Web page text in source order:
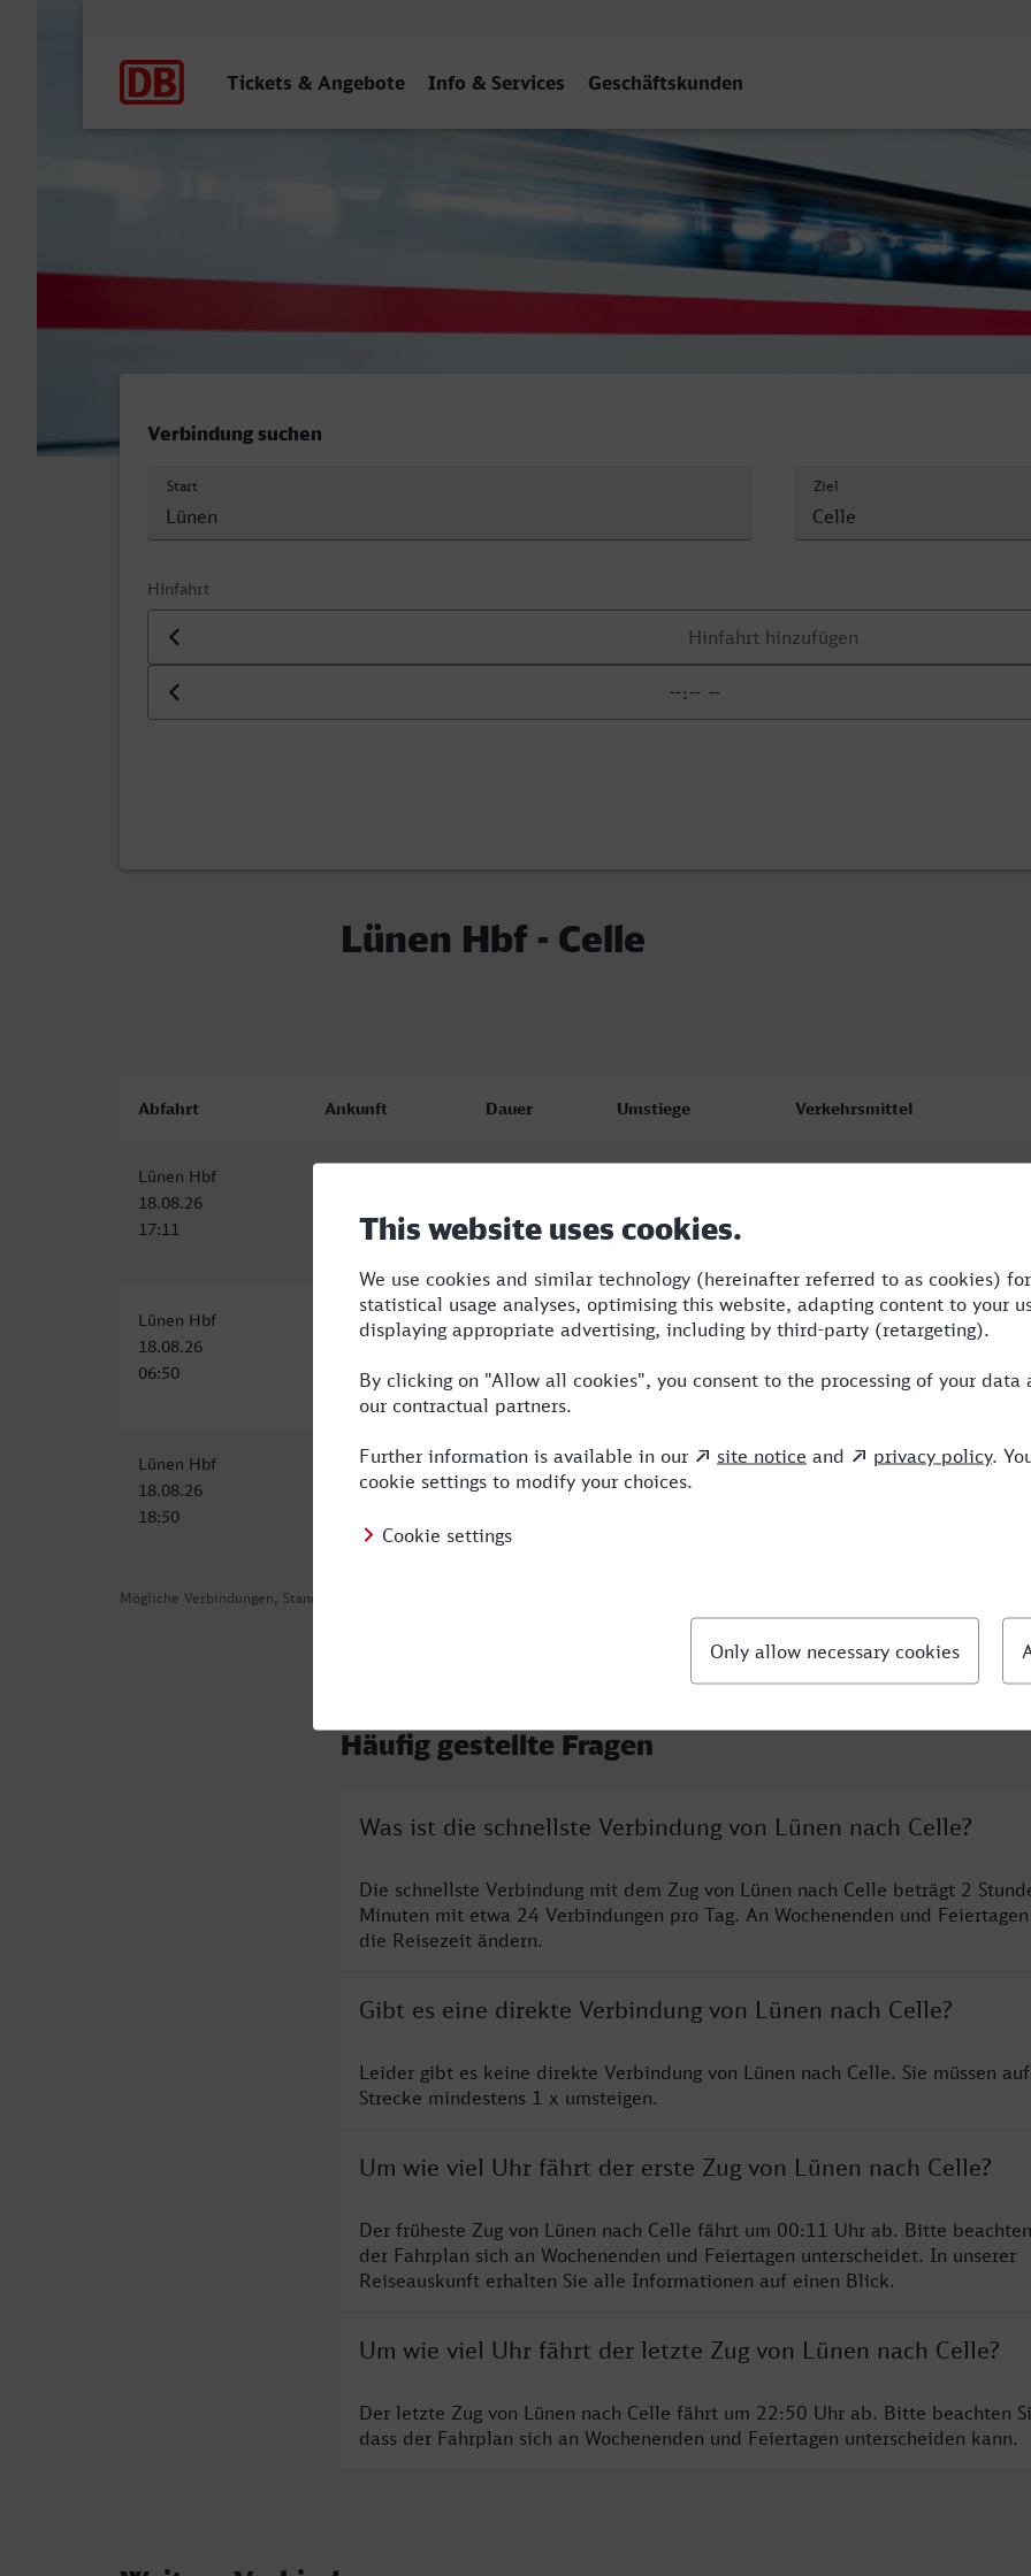
Tickets & Angebote Info & Services Geschäftskunden
Verbindung suchen
Start Ziel
Hinfahrt
Datum der Hinfahrt
Uhrzeit der Hinfahrt
Lünen Hbf - Celle
Mögliche Verbindungen, Stand: 2026-08-04 02:21
Abfahrt Ankunft Dauer Umstiege Verkehrsmittel
Lünen Hbf
18.08.26
17:11
20:07
Lünen Hbf
18.08.26
06:50
18.08.26
10:07
3:17 2 RB,ME,ICE
Lünen Hbf
18.08.26
18:50
Celle
18.08.26
3:17 2 RB,ME,ICE
Häufig gestellte Fragen
Was ist die schnellste Verbindung von Lünen nach Celle?
Die schnellste Verbindung mit dem Zug von Lünen nach Celle beträgt 2
Minuten mit etwa 24 Verbindungen pro Tag. An Wochenenden und
die Reisezeit ändern.
Gibt es eine direkte Verbindung von Lünen nach Celle?
Leider gibt es keine direkte Verbindung von Lünen nach Celle. Sie müssen
Strecke mindestens 1 x umsteigen.
Um wie viel Uhr fährt der erste Zug von Lünen nach Celle?
Der früheste Zug von Lünen nach Celle fährt um 00:11 Uhr ab. Bitte
der Fahrplan sich an Wochenenden und Feiertagen unterscheidet. In unserer
Reiseauskunft erhalten Sie alle Informationen auf einen Blick.
Um wie viel Uhr fährt der letzte Zug von Lünen nach Celle?
Der letzte Zug von Lünen nach Celle fährt um 22:50 Uhr ab. Bitte beachten
dass der Fahrplan sich an Wochenenden und Feiertagen unterscheiden kann.